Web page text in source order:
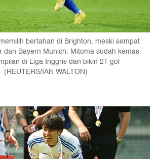
bertahan di Brighton, meski sempat
dan Bayern Munich. Mitoma sudah kemas
di Liga Inggris dan bikin 21 gol
(REUTERS/IAN WALTON)